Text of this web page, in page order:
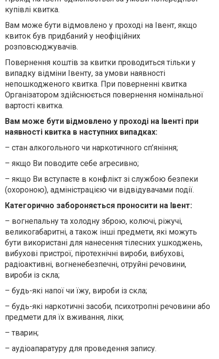
купівлі квитка.
Вам може бути відмовлено у проході на Івент, якщо
квиток був придбаний у неофіційних
розповсюджувачів.
Повернення коштів за квитки проводиться тільки у
випадку відміни Івенту, за умови наявності
непошкодженого квитка. При поверненні квитка
Організатором здійснюється повернення номінальної
вартості квитка.
Вам може бути відмовлено у проході на Івенті при
наявності квитка в наступних випадках:
– стан алкогольного чи наркотичного сп’яніння;
– якщо Ви поводите себе агресивно;
– якщо Ви вступаєте в конфлікт зі службою безпеки
(охороною), адміністрацією чи відвідувачами події.
Категорично забороняється проносити на Івент:
– вогнепальну та холодну зброю, колючі, ріжучі,
великогабаритні, а також інші предмети, які можуть
бути використані для нанесення тілесних ушкоджень,
вибухові пристрої, піротехнічні вироби, вибухові,
радіоактивні, вогненебезпечні, отруйні речовини,
вироби із скла;
– будь-які напої чи їжу, вироби із скла;
– будь-які наркотичні засоби, психотропні речовини або
предмети для їх вживання, ліки;
– тварин;
– аудіоапаратуру для проведення запису.